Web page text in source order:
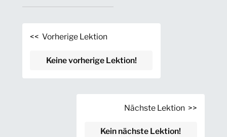
<< Vorherige Lektion
Keine vorherige Lektion!
Nächste Lektion >>
Kein nächste Lektion!